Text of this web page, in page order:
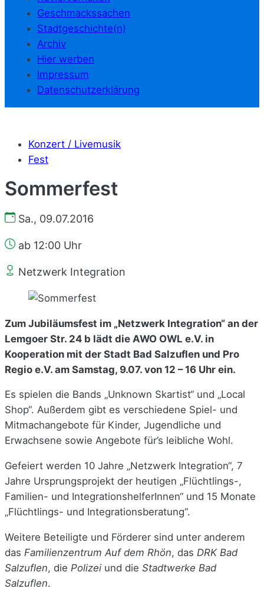
Geschmackssachen
Stadtgeschichte(n)
Archiv
Hier werben
Impressum
Datenschutzerklärung
Konzert / Livemusik
Fest
Sommerfest
Sa., 09.07.2016
ab 12:00 Uhr
Netzwerk Integration
Zum Jubiläumsfest im „Netzwerk Integration“ an der
Lemgoer Str. 24 b lädt die AWO OWL e.V. in
Kooperation mit der Stadt Bad Salzuflen und Pro
Regio e.V. am Samstag, 9.07. von 12 – 16 Uhr ein.
Es spielen die Bands „Unknown Skartist“ und „Local
Shop“. Außerdem gibt es verschiedene Spiel- und
Mitmachangebote für Kinder, Jugendliche und
Erwachsene sowie Angebote für’s leibliche Wohl.
Gefeiert werden 10 Jahre „Netzwerk Integration“, 7
Jahre Ursprungsprojekt der heutigen „Flüchtlings-,
Familien- und IntegrationshelferInnen“ und 15 Monate
„Flüchtlings- und Integrationsberatung“.
Weitere Beteiligte und Förderer sind unter anderem
das Familienzentrum Auf dem Rhön, das DRK Bad
Salzuflen, die Polizei und die Stadtwerke Bad
Salzuflen.